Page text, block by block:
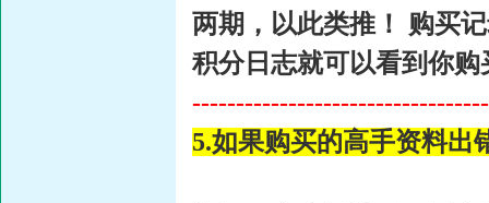
两期，以此类推！ 购买
积分日志就可以看到你购
5.如果购买的高手资料出